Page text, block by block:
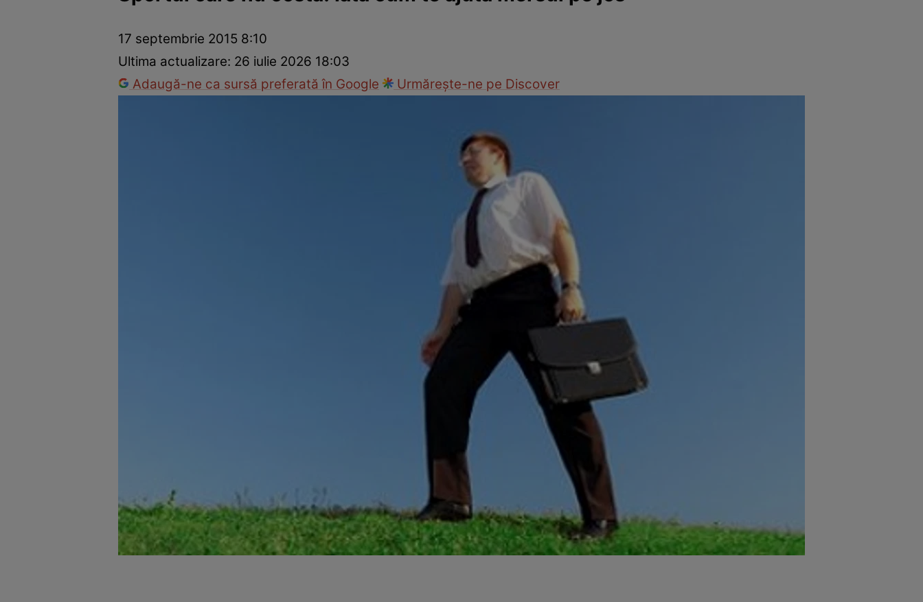
Prevenție și tratamentRemedii naturisteMedicii răspund
17 septembrie 2015 8:10
Ultima actualizare: 26 iulie 2026 18:03
Adaugă-ne ca sursă preferată în Google
Urmărește-ne pe Discover